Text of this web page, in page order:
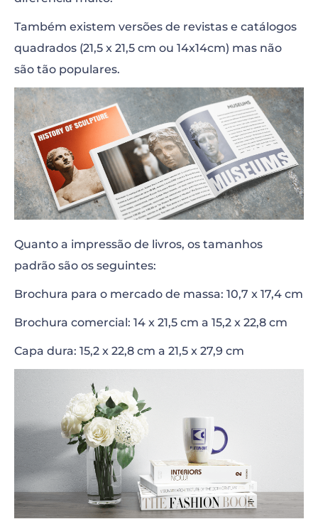
Também existem versões de revistas e catálogos
quadrados (21,5 x 21,5 cm ou 14x14cm) mas não
são tão populares.
Quanto a impressão de livros, os tamanhos
padrão são os seguintes:
Brochura para o mercado de massa: 10,7 x 17,4 cm
Brochura comercial: 14 x 21,5 cm a 15,2 x 22,8 cm
Capa dura: 15,2 x 22,8 cm a 21,5 x 27,9 cm